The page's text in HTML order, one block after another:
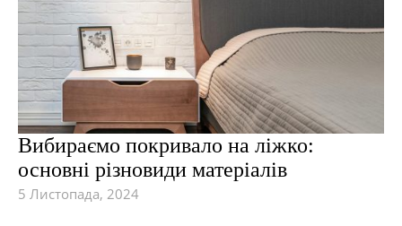
Вибираємо покривало на ліжко:
основні різновиди матеріалів
5 Листопада, 2024